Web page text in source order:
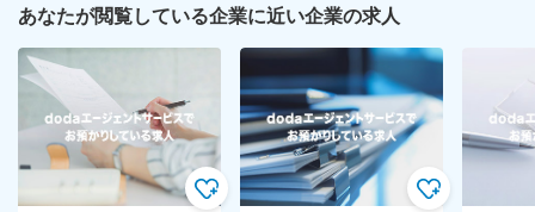
あなたが閲覧している企業に近い企業の求人